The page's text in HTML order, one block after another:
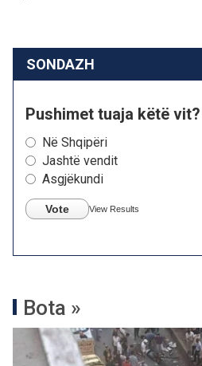
SONDAZH
Pushimet tuaja këtë vit?
Në Shqipëri
Jashtë vendit
Asgjëkundi
Vote View Results
Bota »